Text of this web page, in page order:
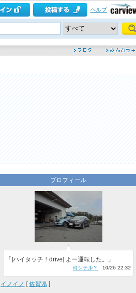
ヘルプ
プロフィール
「[ハイタッチ！drive] よー運転した。」
何シテル？ 10/26 22:32
イノイノ [佐賀県 ]